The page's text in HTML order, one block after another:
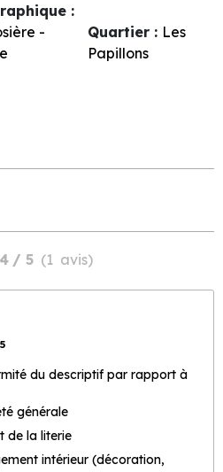
:
-
Quartier : Les
Papillons
4 / 5 (1 avis)
du descriptif par rapport à
générale
de la literie
intérieur (décoration,